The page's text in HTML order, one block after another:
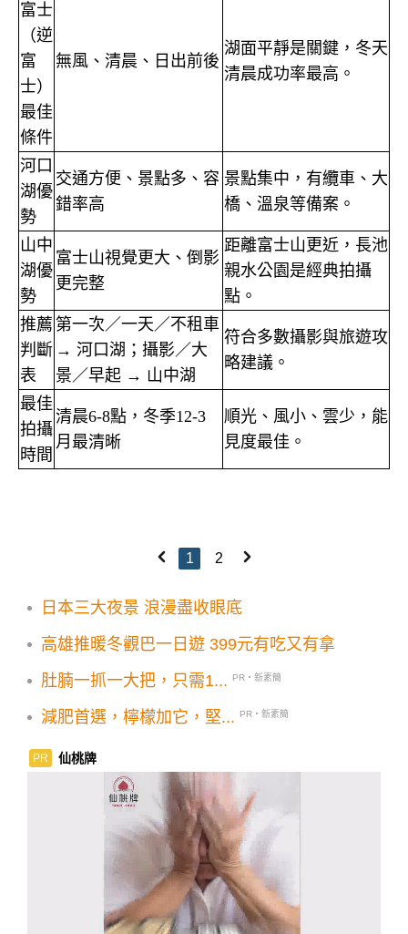
富士
（逆
富
士）
最佳
條件
無風、清晨、日出前後
湖面平靜是關鍵，冬天
清晨成功率最高。
河口
湖優
勢
交通方便、景點多、容
錯率高
景點集中，有纜車、大
橋、溫泉等備案。
山中
湖優
勢
富士山視覺更大、倒影
更完整
距離富士山更近，長池
親水公園是經典拍攝
點。
推薦
判斷
表
第一次／一天／不租車
→ 河口湖；攝影／大
景／早起 → 山中湖
符合多數攝影與旅遊攻
略建議。
最佳
拍攝
時間
清晨6-8點，冬季12-3
月最清晰
順光、風小、雲少，能
見度最佳。
1 2
日本三大夜景 浪漫盡收眼底
高雄推暖冬觀巴一日遊 399元有吃又有拿
肚腩一抓一大把，只需1...
PR・新素簡
減肥首選，檸檬加它，堅... PR・新素簡
PR 仙桃牌